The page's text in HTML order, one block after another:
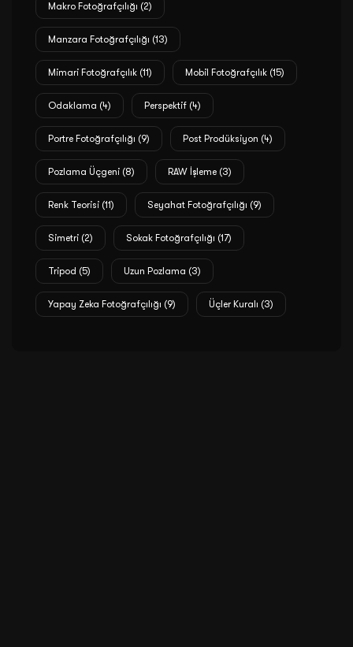
Makro Fotoğrafçılığı (2)
Manzara Fotoğrafçılığı (13)
Mimari Fotoğrafçılık (11) Mobil Fotoğrafçılık (15)
Odaklama (4) Perspektif (4)
Portre Fotoğrafçılığı (9) Post Prodüksiyon (4)
Pozlama Üçgeni (8) RAW İşleme (3)
Renk Teorisi (11) Seyahat Fotoğrafçılığı (9)
Simetri (2) Sokak Fotoğrafçılığı (17)
Tripod (5) Uzun Pozlama (3)
Yapay Zeka Fotoğrafçılığı (9) Üçler Kuralı (3)